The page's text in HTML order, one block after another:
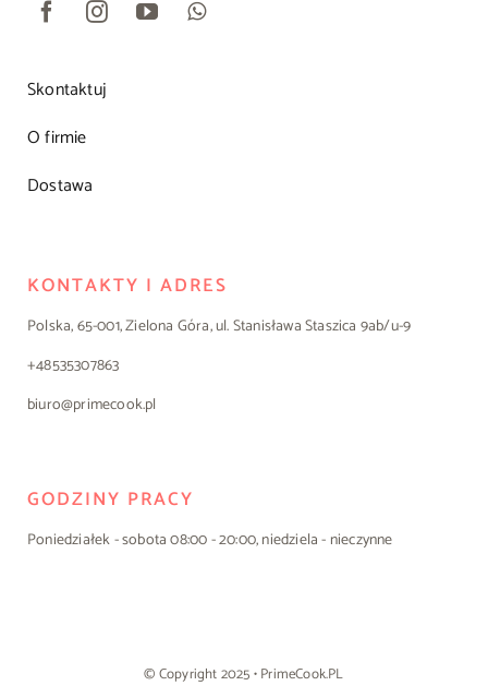
Skontaktuj
O firmie
Dostawa
KONTAKTY I ADRES
Polska, 65-001, Zielona Góra, ul. Stanisława Staszica 9ab/u-9
+48535307863
biuro@primecook.pl
GODZINY PRACY
Poniedziałek - sobota 08:00 - 20:00, niedziela - nieczynne
© Copyright 2025 • PrimeCook.PL